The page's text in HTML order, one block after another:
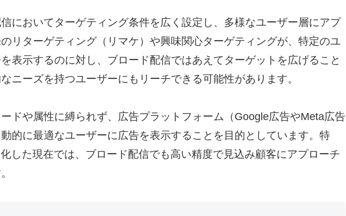
においてターゲティング条件を広く設定し、多様なユーザー層にアプ
リターゲティング（リマケ）や興味関心ターゲティングが、特定のユ
表示するのに対し、ブロード配信ではあえてターゲットを広げること
ニーズを持つユーザーにもリーチできる可能性があります。
ドや属性に縛られず、広告プラットフォーム（Google広告やMeta広告
的に最適なユーザーに広告を表示することを目的としています。特
した現在では、ブロード配信でも高い精度で見込み顧客にアプローチ